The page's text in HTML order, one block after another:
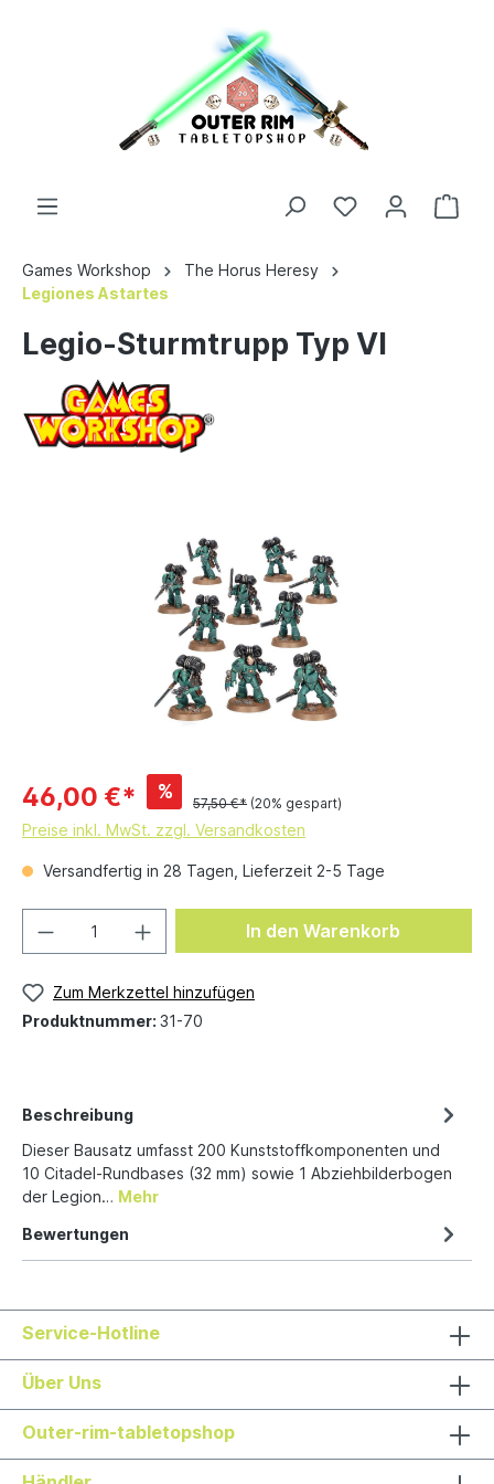
Games Workshop
The Horus Heresy
Legiones Astartes
Legio-Sturmtrupp Typ VI
46,00 €* %
57,50 €* (20% gespart)
Preise inkl. MwSt. zzgl. Versandkosten
Versandfertig in 28 Tagen, Lieferzeit 2-5 Tage
In den Warenkorb
Zum Merkzettel hinzufügen
Produktnummer: 31-70
Beschreibung
Dieser Bausatz umfasst 200 Kunststoffkomponenten und
10 Citadel-Rundbases (32 mm) sowie 1 Abziehbilderbogen
der Legion… Mehr
Bewertungen
Service-Hotline
Über Uns
Outer-rim-tabletopshop